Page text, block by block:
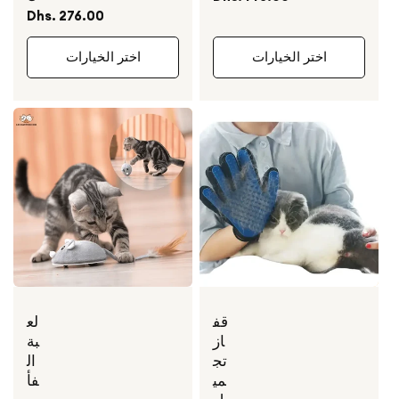
السعر
العادي
Dhs. 276.00
اختر الخيارات اختر الخيارات
لع
بة
ال
فأ
قف
از
تج
مي